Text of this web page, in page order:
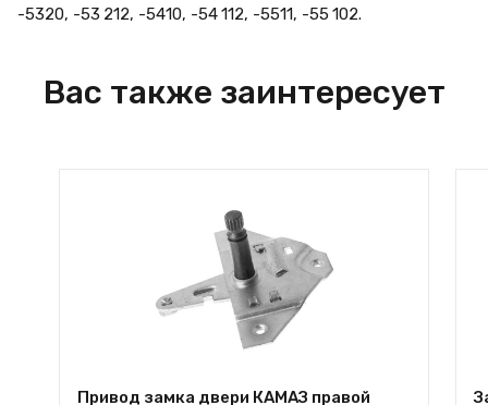
-5320, -53 212, -5410, -54 112, -5511, -55 102.
Вас также заинтересует
Привод замка двери КАМАЗ правой